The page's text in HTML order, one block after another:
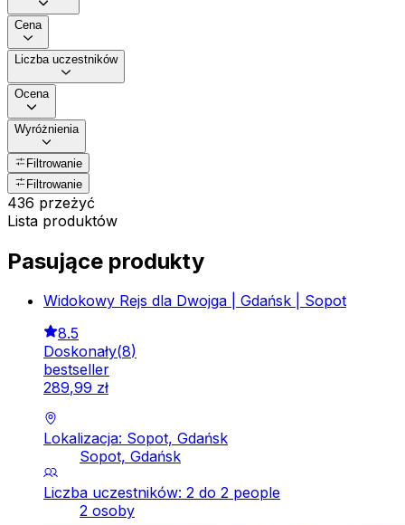
Cena
Liczba uczestników
Ocena
Wyróżnienia
Filtrowanie
Filtrowanie
436 przeżyć
Lista produktów
Pasujące produkty
Widokowy Rejs dla Dwojga | Gdańsk | Sopot
8.5
Doskonały(8)
bestseller
289,99 zł
Lokalizacja: Sopot, Gdańsk
Sopot, Gdańsk
Liczba uczestników: 2 do 2 people
2 osoby